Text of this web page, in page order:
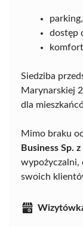
parking,
dostęp
Siedziba
Marynarskiej
dla
Mimo braku
Business Sp. z
wypożyczalni,
swoich